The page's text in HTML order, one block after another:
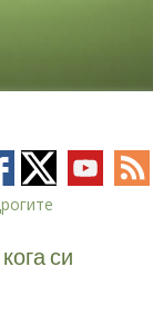
Follow
on
Follow
on
on
си